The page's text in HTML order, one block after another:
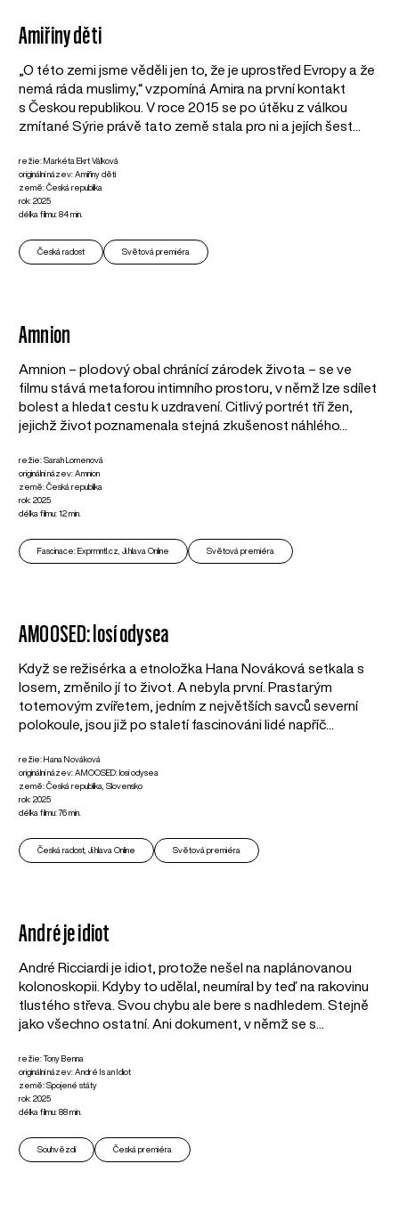
Amiřiny děti
„O této zemi jsme věděli jen to, že je uprostřed Evropy a že
nemá ráda muslimy,“ vzpomíná Amira na první kontakt
s Českou republikou. V roce 2015 se po útěku z válkou
zmítané Sýrie právě tato země stala pro ni a jejích šest...
režie: Markéta Ekrt Válková
originální název: Amiřiny děti
země: Česká republika
rok: 2025
délka filmu: 84 min.
Česká radost Světová premiéra
Amnion
Amnion – plodový obal chránící zárodek života – se ve
filmu stává metaforou intimního prostoru, v němž lze sdílet
bolest a hledat cestu k uzdravení. Citlivý portrét tří žen,
jejichž život poznamenala stejná zkušenost náhlého...
režie: Sarah Lomenová
originální název: Amnion
země: Česká republika
rok: 2025
délka filmu: 12 min.
Fascinace: Exprmntl.cz, Ji.hlava Online Světová premiéra
AMOOSED: losí odysea
Když se režisérka a etnoložka Hana Nováková setkala s
losem, změnilo jí to život. A nebyla první. Prastarým
totemovým zvířetem, jedním z největších savců severní
polokoule, jsou již po staletí fascinováni lidé napříč...
režie: Hana Nováková
originální název: AMOOSED: losí odysea
země: Česká republika, Slovensko
rok: 2025
délka filmu: 76 min.
Česká radost, Ji.hlava Online Světová premiéra
André je idiot
André Ricciardi je idiot, protože nešel na naplánovanou
kolonoskopii. Kdyby to udělal, neumíral by teď na rakovinu
tlustého střeva. Svou chybu ale bere s nadhledem. Stejně
jako všechno ostatní. Ani dokument, v němž se s...
režie: Tony Benna
originální název: André Is an Idiot
země: Spojené státy
rok: 2025
délka filmu: 88 min.
Souhvězdí Česká premiéra